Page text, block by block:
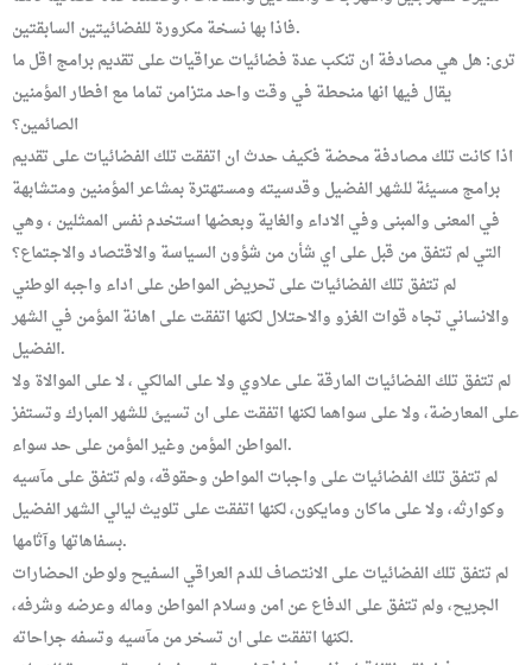
فاذا بها نسخة مكرورة للفضائيتين السابقتين.
ترى: هل هي مصادفة ان تنكب عدة فضائيات عراقيات على تقديم برامج اقل ما
يقال فيها انها منحطة في وقت واحد متزامن تماما مع افطار المؤمنين
الصائمين؟
اذا كانت تلك مصادفة محضة فكيف حدث ان اتفقت تلك الفضائيات على تقديم
برامج مسيئة للشهر الفضيل وقدسيته ومستهترة بمشاعر المؤمنين ومتشابهة
في المعنى والمبنى وفي الاداء والغاية وبعضها استخدم نفس الممثلين ، وهي
التي لم تتفق من قبل على اي شأن من شؤون السياسة والاقتصاد والاجتماع؟
لم تتفق تلك الفضائيات على تحريض المواطن على اداء واجبه الوطني
والانساني تجاه قوات الغزو والاحتلال لكنها اتفقت على اهانة المؤمن في الشهر
الفضيل.
لم تتفق تلك الفضائيات المارقة على علاوي ولا على المالكي ، لا على الموالاة ولا
على المعارضة، ولا على سواهما لكنها اتفقت على ان تسيئ للشهر المبارك وتستفز
المواطن المؤمن وغير المؤمن على حد سواء.
لم تتفق تلك الفضائيات على واجبات المواطن وحقوقه، ولم تتفق على مآسيه
وكوارثه، ولا على ماكان ومايكون، لكنها اتفقت على تلويث ليالي الشهر الفضيل
بسفاهاتها وآثامها.
لم تتفق تلك الفضائيات على الانتصاف للدم العراقي السفيح ولوطن الحضارات
الجريح، ولم تتفق على الدفاع عن امن وسلام المواطن وماله وعرضه وشرفه،
لكنها اتفقت على ان تسخر من مآسيه وتسفه جراحاته.